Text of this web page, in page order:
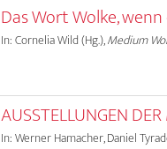
Das Wort Wolke,
In: Cornelia Wild (Hg.),Medium
AUSSTELLUNGEN
In: Werner Hamacher, Daniel